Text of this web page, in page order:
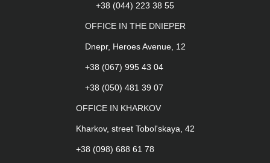
+38 (044) 223 38 55
OFFICE IN THE DNIEPER
Dnepr, Heroes Avenue, 12
+38 (067) 995 43 04
+38 (050) 481 39 07
OFFICE IN KHARKOV
Kharkov, street Tobol'skaya, 42
+38 (098) 688 61 78